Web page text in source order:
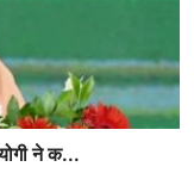
ने क...